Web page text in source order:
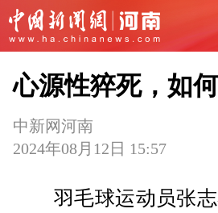
心源性猝死，如
中新网河南
2024年08月12日 15:57
羽毛球运动员张志